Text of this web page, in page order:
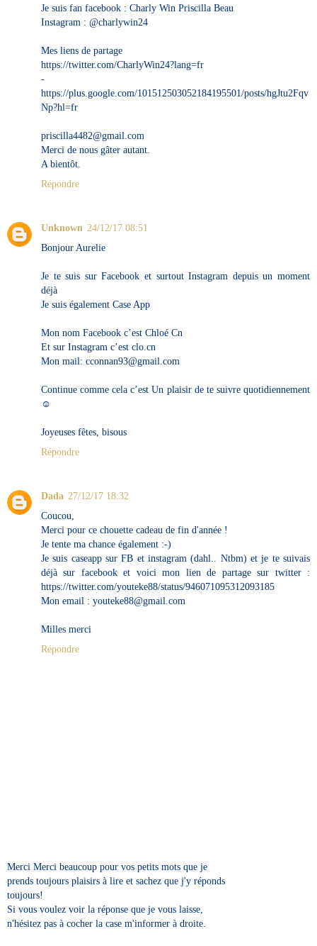
Je suis fan facebook : Charly Win Priscilla Beau
Instagram : @charlywin24
Mes liens de partage
https://twitter.com/CharlyWin24?lang=fr
-
https://plus.google.com/101512503052184195501/posts/hgJtu2Fqv
Np?hl=fr
priscilla4482@gmail.com
Merci de nous gâter autant.
A bientôt.
Répondre
Unknown 24/12/17 08:51
Bonjour Aurelie
Je te suis sur Facebook et surtout Instagram depuis un moment
déjà
Je suis également Case App
Mon nom Facebook c’est Chloé Cn
Et sur Instagram c’est clo.cn
Mon mail: cconnan93@gmail.com
Continue comme cela c’est Un plaisir de te suivre quotidiennement
☺️
Joyeuses fêtes, bisous
Répondre
Dada 27/12/17 18:32
Coucou,
Merci pour ce chouette cadeau de fin d'année !
Je tente ma chance également :-)
Je suis caseapp sur FB et instagram (dahl.. Ntbm) et je te suivais
déjà sur facebook et voici mon lien de partage sur twitter :
https://twitter.com/youteke88/status/946071095312093185
Mon email : youteke88@gmail.com
Milles merci
Répondre
Merci Merci beaucoup pour vos petits mots que je
prends toujours plaisirs à lire et sachez que j'y réponds
toujours!
Si vous voulez voir la réponse que je vous laisse,
n'hésitez pas à cocher la case m'informer à droite.